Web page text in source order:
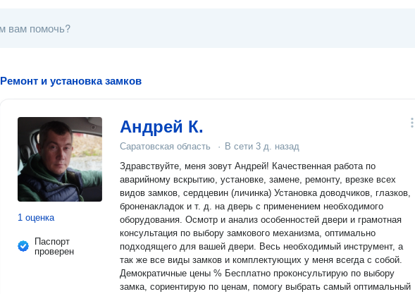
Ремонт и установка замков
1 оценка
Паспорт
проверен
Андрей К.
Саратовская область · В сети 3 д. назад
Здравствуйте, меня зовут Андрей! Качественная работа по
аварийному вскрытию, установке, замене, ремонту, врезке всех
видов замков, сердцевин (личинка) Установка доводчиков, глазков,
броненакладок и т. д. на дверь с применением необходимого
оборудования. Осмотр и анализ особенностей двери и грамотная
консультация по выбору замкового механизма, оптимально
подходящего для вашей двери. Весь необходимый инструмент, а
так же все виды замков и комплектующих у меня всегда с собой.
Демократичные цены % Бесплатно проконсультирую по выбору
замка, сориентирую по ценам, помогу выбрать самый оптимальный